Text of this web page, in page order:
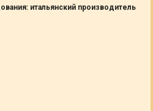
итальянский производитель